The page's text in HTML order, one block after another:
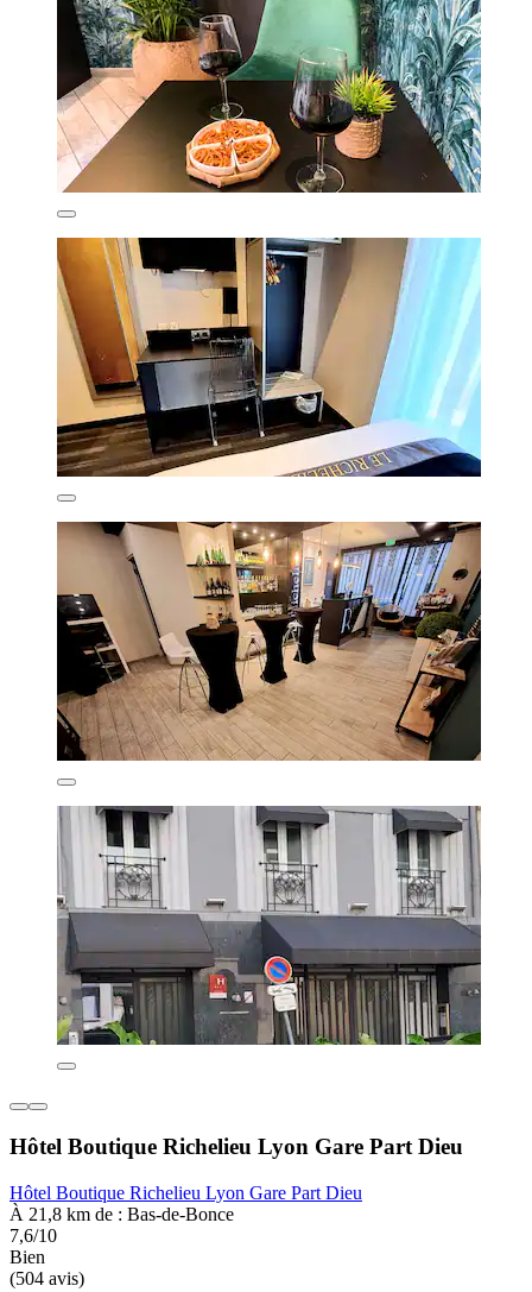
Hôtel Boutique Richelieu Lyon Gare Part Dieu
Hôtel Boutique Richelieu Lyon Gare Part Dieu
À 21,8 km de : Bas-de-Bonce
7,6/10
Bien
(504 avis)